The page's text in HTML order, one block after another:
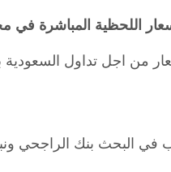
اللحظية المباشرة
من اجل تداول
البحث بنك الراجحي